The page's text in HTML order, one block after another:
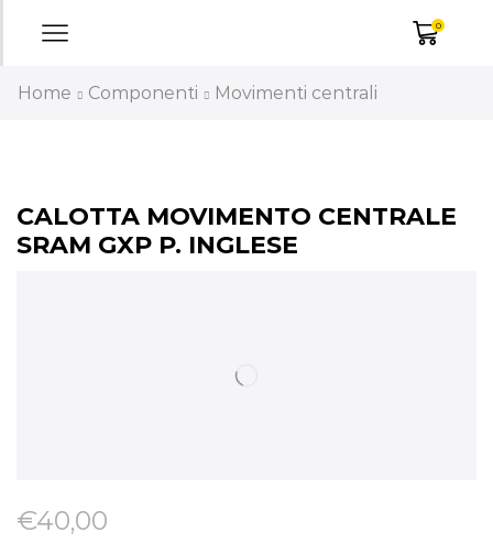
0
Home Componenti Movimenti centrali
CALOTTA MOVIMENTO CENTRALE
SRAM GXP P. INGLESE
€40,00